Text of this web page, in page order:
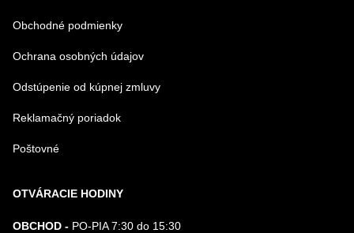
Obchodné podmienky
Ochrana osobných údajov
Odstúpenie od kúpnej zmluvy
Reklamačný poriadok
Poštovné
OTVÁRACIE HODINY
OBCHOD - PO-PIA 7:30 do 15:30